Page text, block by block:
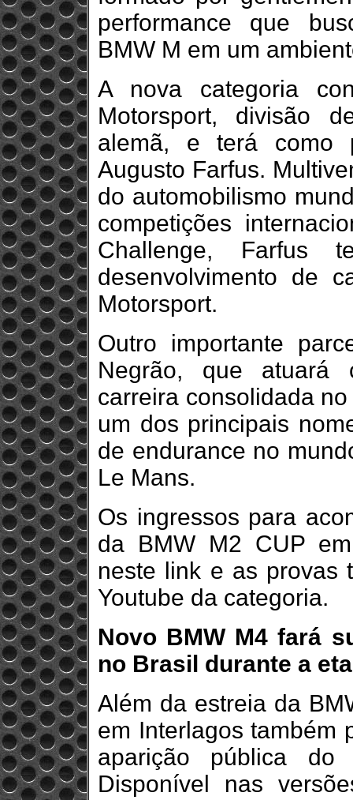
performance que
BMW M em um
A nova categoria
Motorsport, divisão
alemã, e terá como
Augusto Farfus.
do automobilismo
competições
Challenge, Farfus
desenvolvimento de
Motorsport.
Outro importante
Negrão, que atuará
carreira consolidada
um dos principais
de endurance no
Le Mans.
Os ingressos para
da BMW M2 CUP
neste link e as provas
Youtube da categoria.
Novo BMW M4 fará
no Brasil durante a
Além da estreia da
em Interlagos também
aparição pública
Disponível nas